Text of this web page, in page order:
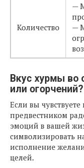
Количество
—
—
Вкус хурмы во
или огорчений?
Если вы
предвестником
эмоций в вашей
символизировать
исполнение
целей.